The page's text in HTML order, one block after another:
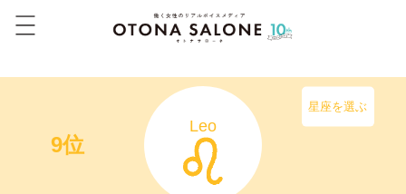
9位
Leo
星座を選ぶ